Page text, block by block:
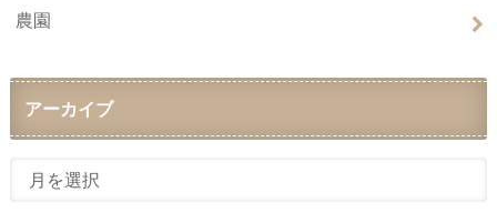
農園
アーカイブ